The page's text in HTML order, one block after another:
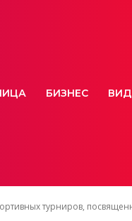
БИЗНЕС
турниров,